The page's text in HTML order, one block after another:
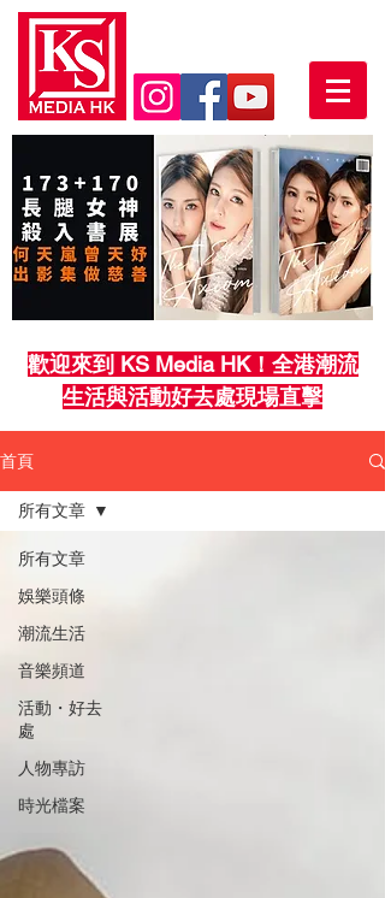
歡迎來到 KS Media HK！全港潮流
生活與活動好去處現場直擊
首頁
所有文章
娛樂頭條
潮流生活
音樂頻道
活動・好去
處
人物專訪
時光檔案
所有文章